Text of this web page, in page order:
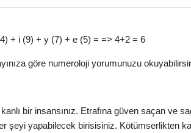
+ i (9) + y (7) + e (5) = => 4+2 = 6
göre numeroloji yorumunuzu
bir insansınız. Etrafına güven saçan ve
şeyi yapabilecek birisisiniz. Kötümserlikten